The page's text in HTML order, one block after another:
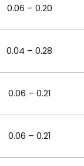
0.06 – 0.20
0.04 – 0.28
0.06 – 0.21
0.06 – 0.21